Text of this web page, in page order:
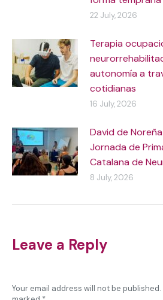
22 July, 2026
Terapia
autonomía a
cotidianas
16 July, 2026
David de
Jornada de
Catalana de
8 July, 2026
Leave a Reply
Your email address will not be